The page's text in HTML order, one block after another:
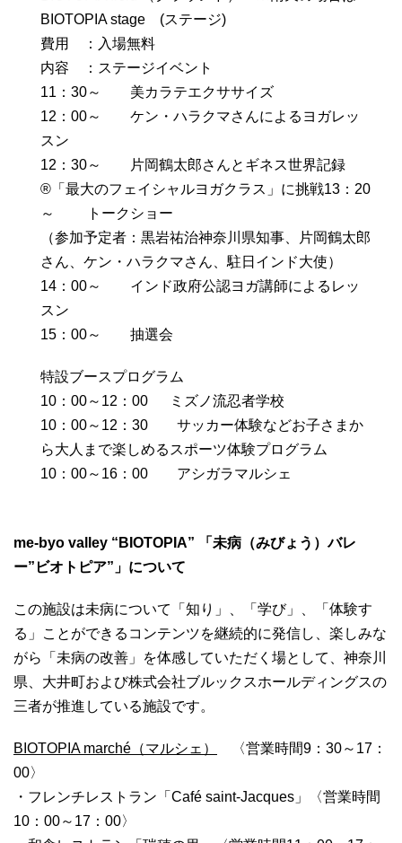
BIOTOPIA stage (ステージ)
費用 ：入場無料
内容 ：ステージイベント
11：30～ 美カラテエクササイズ
12：00～ ケン・ハラクマさんによるヨガレッ
スン
12：30～ 片岡鶴太郎さんとギネス世界記録
®「最大のフェイシャルヨガクラス」に挑戦13：20
～ トークショー
（参加予定者：黒岩祐治神奈川県知事、片岡鶴太郎
さん、ケン・ハラクマさん、駐日インド大使）
14：00～ インド政府公認ヨガ講師によるレッ
スン
15：00～ 抽選会
特設ブースプログラム
10：00～12：00 ミズノ流忍者学校
10：00～12：30 サッカー体験などお子さまか
ら大人まで楽しめるスポーツ体験プログラム
10：00～16：00 アシガラマルシェ
me-byo valley “BIOTOPIA” 「未病（みびょう）バレ
ー”ビオトピア”」について
この施設は未病について「知り」、「学び」、「体験す
る」ことができるコンテンツを継続的に発信し、楽しみな
がら「未病の改善」を体感していただく場として、神奈川
県、大井町および株式会社ブルックスホールディングスの
三者が推進している施設です。
BIOTOPIA marché （マルシェ）
〈営業時間9：30～17：
00〉
・フレンチレストラン「Café saint-Jacques」〈営業時間
10：00～17：00〉